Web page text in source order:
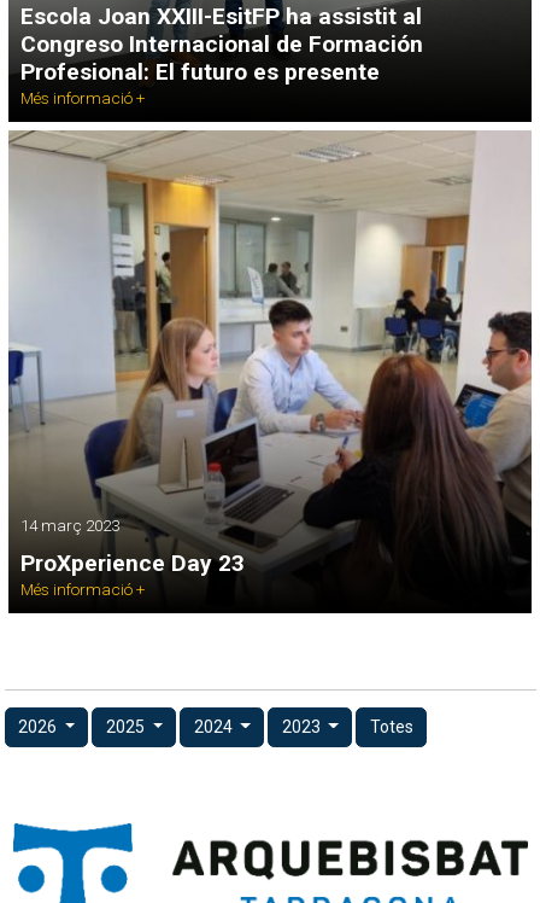
Escola Joan XXIII-EsitFP ha assistit al
Congreso Internacional de Formación
Profesional: El futuro es presente
Més informació +
14 març 2023
ProXperience Day 23
Més informació +
2026 2025 2024 2023 Totes